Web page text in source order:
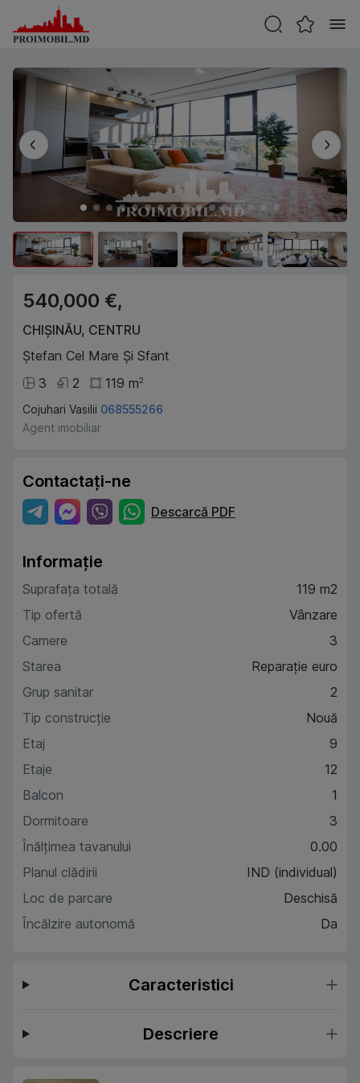
540,000 €,
CHIȘINĂU, CENTRU
Ștefan Cel Mare Și Sfant
3
2 119 m2
Cojuhari Vasilii 068555266
Agent imobiliar
Contactați-ne
Descarcă PDF
Informație
Suprafața totală
119 m2
Tip ofertă
Vânzare
Camere
3
Starea
Reparație euro
Grup sanitar
2
Tip construcție
Nouă
Etaj
9
Etaje
12
Balcon
1
Dormitoare
3
Înălțimea tavanului
0.00
Planul clădirii
IND (individual)
Loc de parcare
Deschisă
Încălzire autonomă
Da
Caracteristici
Descriere